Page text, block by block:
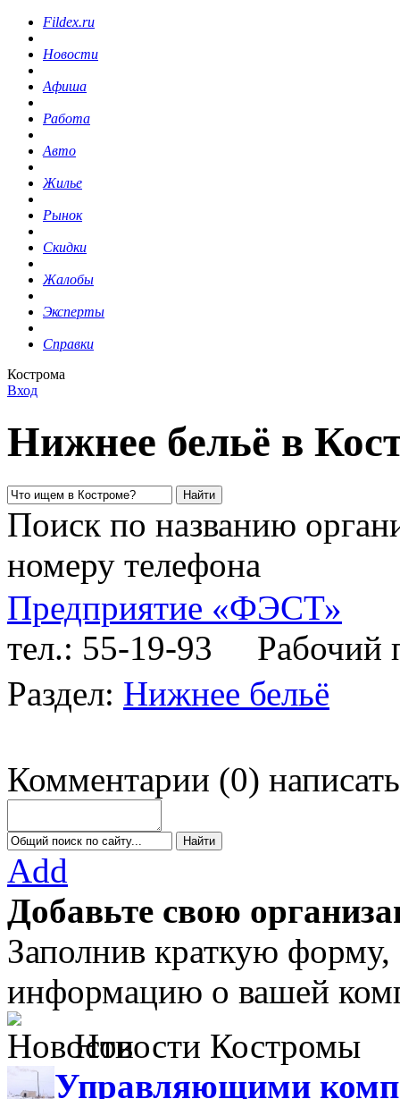
Fildex.ru
Новости
Афиша
Работа
Авто
Жилье
Рынок
Скидки
Жалобы
Эксперты
Справки
Кострома
Вход
Нижнее бельё в
Поиск по названию
номеру телефона
Предприятие «ФЭСТ»
тел.: 55-19-93
Рабочий
Раздел: Нижнее бельё
Комментарии (0) написать
Add
Добавьте свою
Заполнив краткую
информацию о вашей
Новости Костромы
Управляющими